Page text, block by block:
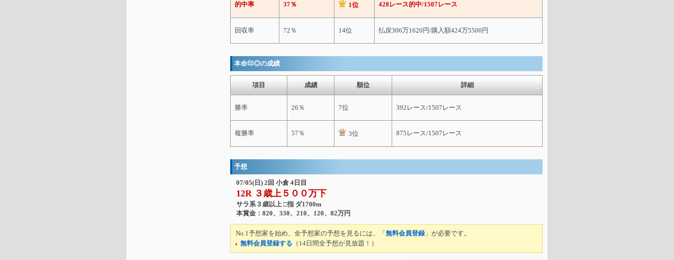
的中率 37％ 1位 428レース的中/1507レース
回収率 72％ 14位 払戻306万1620円/購入額424万5500円
本命印◎の成績
項目 成績 順位 詳細
勝率 26％ 7位 392レース/1507レース
複勝率 57％ 3位 875レース/1507レース
予想
07/05(日) 2回 小倉 4日目
12R ３歳上５００万下
サラ系３歳以上 □指 ダ1700m
本賞金：820、330、210、120、82万円
No.1予想家を始め、全予想家の予想を見るには、「 無料会員登録」が必要です。
無料会員登録する （14日間全予想が見放題！）